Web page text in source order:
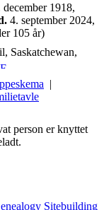
december 1918,
4. september 2024,
105 år)
Saskatchewan,
|
person er knyttet
Sitebuilding